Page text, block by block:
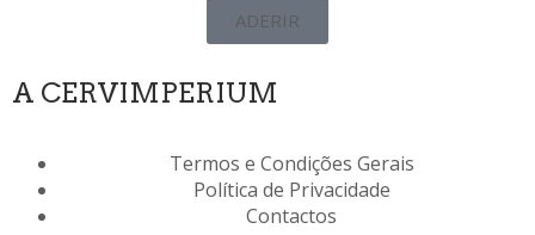
ADERIR
A CERVIMPERIUM
Termos e Condições Gerais
Política de Privacidade
Contactos